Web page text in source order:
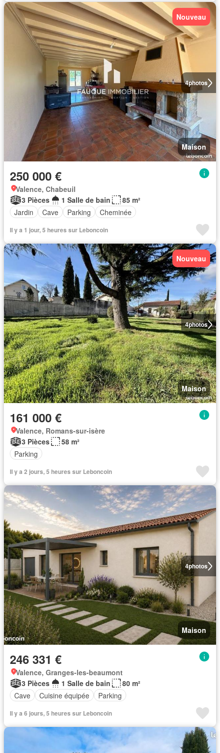
4photos
Nouveau
Maison
250 000 €
Valence, Chabeuil
3 Pièces
1 Salle de bain
85 m²
Jardin
Cave Parking Cheminée
Il y a 1 jour, 5 heures sur Leboncoin
4photos
Nouveau
Maison
161 000 €
Valence, Romans-sur-isère
3 Pièces
58 m²
Parking
Il y a 2 jours, 5 heures sur Leboncoin
4photos
Maison
246 331 €
Valence, Granges-les-beaumont
3 Pièces
1 Salle de bain
80 m²
Cave
Cuisine équipée Parking
Il y a 6 jours, 5 heures sur Leboncoin